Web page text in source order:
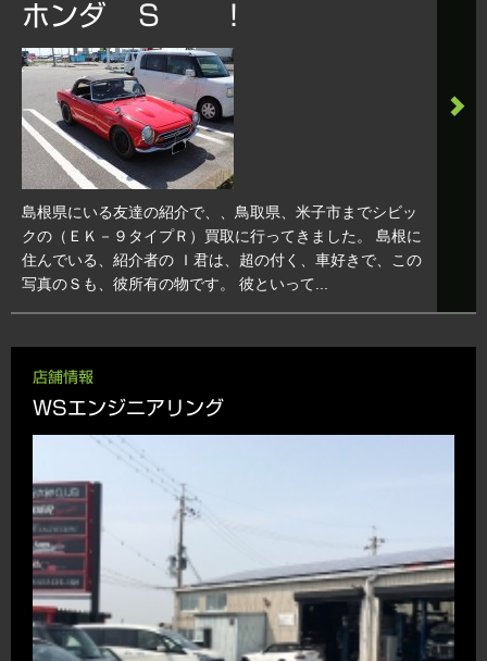
ホンダ Ｓ ！
島根県にいる友達の紹介で、、鳥取県、米子市までシビッ
クの（ＥＫ－９タイプＲ）買取に行ってきました。 島根に
住んでいる、紹介者の Ｉ君は、超の付く、車好きで、この
写真のＳも、彼所有の物です。 彼といって...
店舗情報
WSエンジニアリング